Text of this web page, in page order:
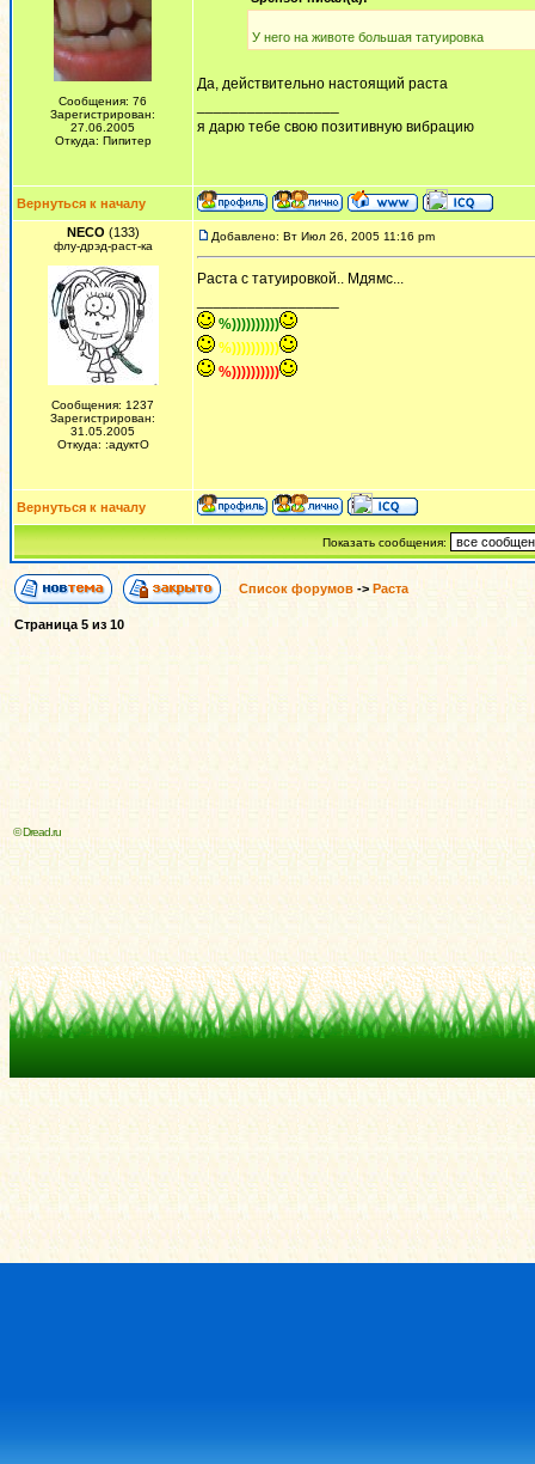
Сообщения: 76
Зарегистрирован:
27.06.2005
Откуда: Пипитер
У него на животе большая татуировка
Да, действительно настоящий раста
я дарю тебе свою позитивную вибрацию
Вернуться к началу
NECO (133)
флу-дрэд-раст-ка
Сообщения: 1237
Зарегистрирован:
31.05.2005
Откуда: :адуктО
Добавлено: Вт Июл 26, 2005 11:16 pm
Раста с татуировкой.. Мдямс...
%))))))))))
%))))))))))
%))))))))))
Вернуться к началу
Показать сообщения:
Список форумов -> Раста
Страница 5из 10
© Dread.ru